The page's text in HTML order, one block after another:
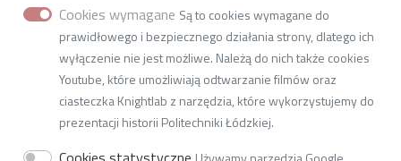
Lodz University of Technology
2/22 Stefanowskiego St. (building A2, room 134d),
90-537 Lodz
Links
Cookies wymagane Są to cookies wymagane do
prawidłowego i bezpiecznego działania strony, dlatego ich
wyłączenie nie jest możliwe. Należą do nich także cookies
Youtube, które umożliwiają odtwarzanie filmów oraz
ciasteczka Knightlab z narzędzia, które wykorzystujemy do
prezentacji historii Politechniki Łódzkiej.